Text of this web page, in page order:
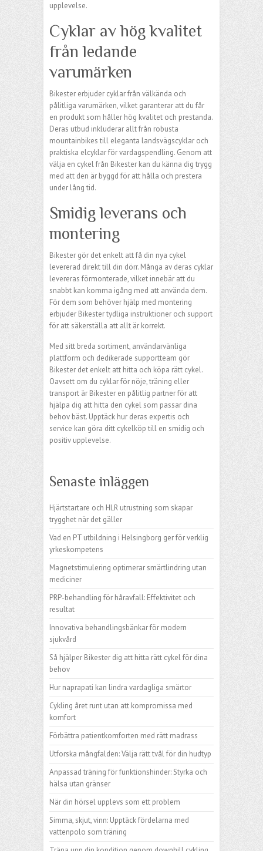
upplevelse.
Cyklar av hög kvalitet
från ledande
varumärken
Bikester erbjuder cyklar från välkända och
pålitliga varumärken, vilket garanterar att du får
en produkt som håller hög kvalitet och prestanda.
Deras utbud inkluderar allt från robusta
mountainbikes till eleganta landsvägscyklar och
praktiska elcyklar för vardagspendling. Genom att
välja en cykel från Bikester kan du känna dig trygg
med att den är byggd för att hålla och prestera
under lång tid.
Smidig leverans och
montering
Bikester gör det enkelt att få din nya cykel
levererad direkt till din dörr. Många av deras cyklar
levereras förmonterade, vilket innebär att du
snabbt kan komma igång med att använda dem.
För dem som behöver hjälp med montering
erbjuder Bikester tydliga instruktioner och support
för att säkerställa att allt är korrekt.
Med sitt breda sortiment, användarvänliga
plattform och dedikerade supportteam gör
Bikester det enkelt att hitta och köpa rätt cykel.
Oavsett om du cyklar för nöje, träning eller
transport är Bikester en pålitlig partner för att
hjälpa dig att hitta den cykel som passar dina
behov bäst. Upptäck hur deras expertis och
service kan göra ditt cykelköp till en smidig och
positiv upplevelse.
Senaste inläggen
Hjärtstartare och HLR utrustning som skapar
trygghet när det gäller
Vad en PT utbildning i Helsingborg ger för verklig
yrkeskompetens
Magnetstimulering optimerar smärtlindring utan
mediciner
PRP-behandling för håravfall: Effektivitet och
resultat
Innovativa behandlingsbänkar för modern
sjukvård
Så hjälper Bikester dig att hitta rätt cykel för dina
behov
Hur naprapati kan lindra vardagliga smärtor
Cykling året runt utan att kompromissa med
komfort
Förbättra patientkomforten med rätt madrass
Utforska mångfalden: Välja rätt tvål för din hudtyp
Anpassad träning för funktionshinder: Styrka och
hälsa utan gränser
När din hörsel upplevs som ett problem
Simma, skjut, vinn: Upptäck fördelarna med
vattenpolo som träning